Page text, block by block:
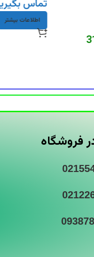
تماس
اطلاعات بیشتر
فروشگاه